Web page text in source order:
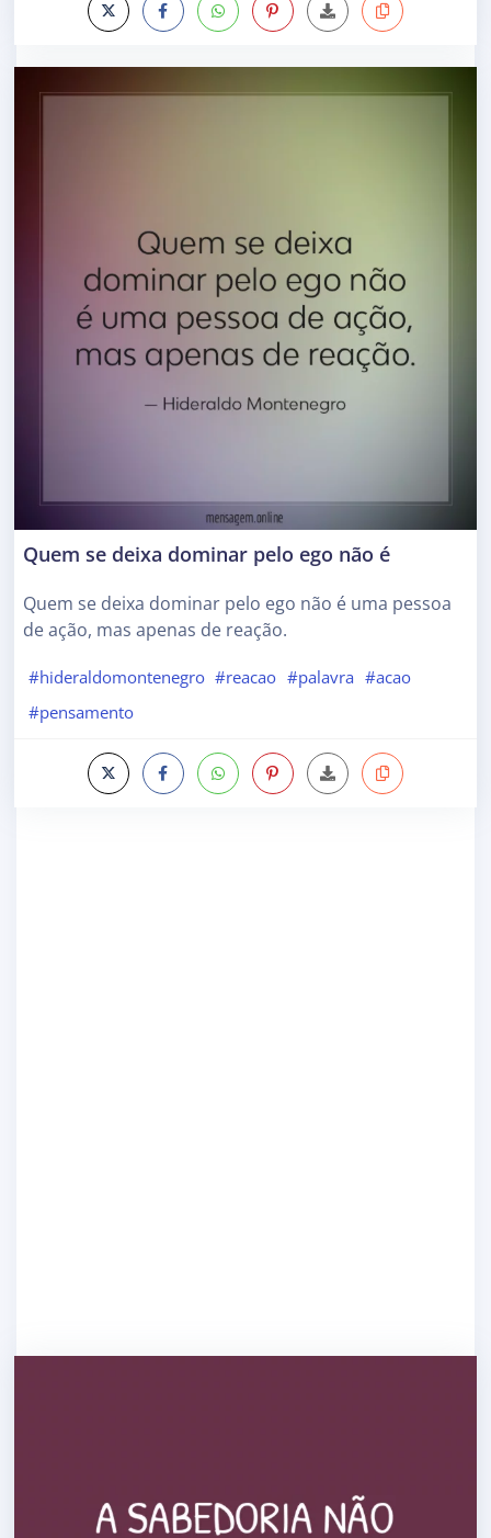
Quem se deixa dominar pelo ego não é
Quem se deixa dominar pelo ego não é uma pessoa
de ação, mas apenas de reação.
#hideraldomontenegro #reacao #palavra #acao
#pensamento